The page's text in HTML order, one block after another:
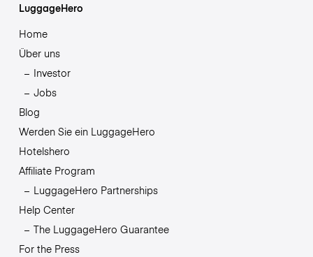
LuggageHero
Home
Über uns
Investor
Jobs
Blog
Werden Sie ein LuggageHero
Hotelshero
Affiliate Program
LuggageHero Partnerships
Help Center
The LuggageHero Guarantee
For the Press